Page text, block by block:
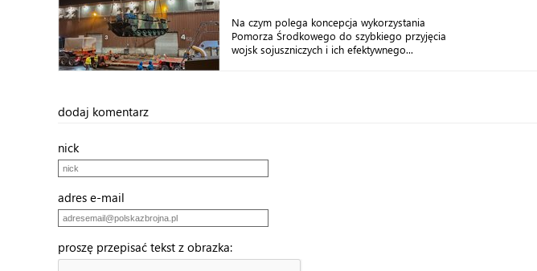
Na czym polega koncepcja wykorzystania
Pomorza Środkowego do szybkiego przyjęcia
wojsk sojuszniczych i ich efektywnego...
dodaj komentarz
nick
adres e-mail
proszę przepisać tekst z obrazka: